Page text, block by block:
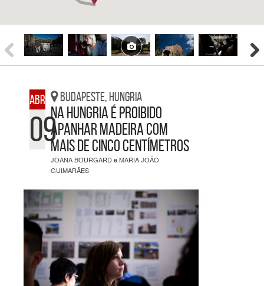
ABRIL
09
Budapeste, Hungria
Na Hungria é proibido
apanhar madeira com
mais de cinco centímetros
JOANA BOURGARDeMARIA JOÃO
GUIMARÃES